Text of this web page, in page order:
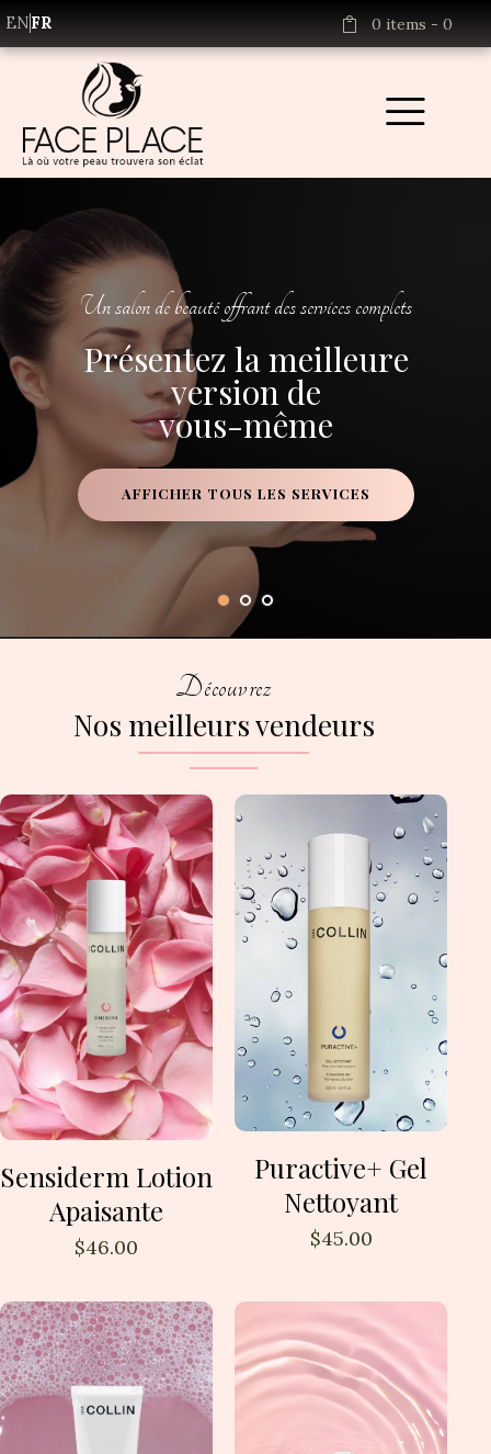
ENFR 0 items - 0
Unsalondebeautéoffrantdesservicescomplets
Présentez lameilleure
version de
vous-même
AFFICHER TOUS LES SERVICES
Découvrez
Nos meilleurs vendeurs
Sensiderm Lotion
Apaisante
$46.00
Puractive+ Gel
Nettoyant
$45.00